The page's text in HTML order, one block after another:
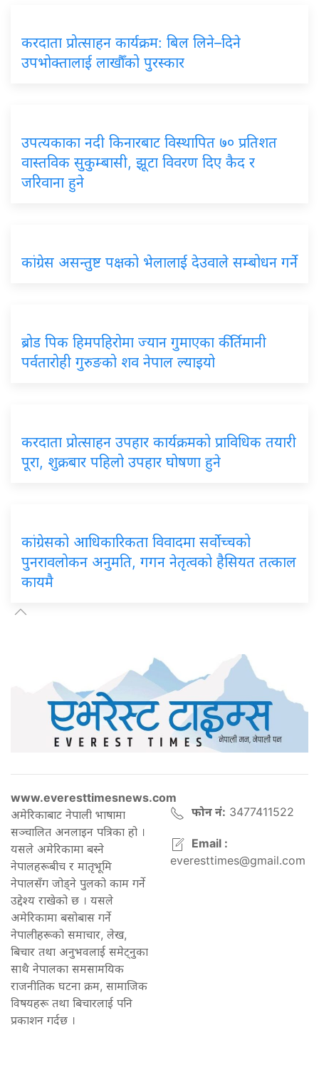
करदाता प्रोत्साहन कार्यक्रम: बिल लिने–दिने
उपभोक्तालाई लाखौँको पुरस्कार
उपत्यकाका नदी किनारबाट विस्थापित ७० प्रतिशत
वास्तविक सुकुम्बासी, झूटा विवरण दिए कैद र
जरिवाना हुने
कांग्रेस असन्तुष्ट पक्षको भेलालाई देउवाले सम्बोधन गर्ने
ब्रोड पिक हिमपहिरोमा ज्यान गुमाएका कीर्तिमानी
पर्वतारोही गुरुङको शव नेपाल ल्याइयो
करदाता प्रोत्साहन उपहार कार्यक्रमको प्राविधिक तयारी
पूरा, शुक्रबार पहिलो उपहार घोषणा हुने
कांग्रेसको आधिकारिकता विवादमा सर्वोच्चको
पुनरावलोकन अनुमति, गगन नेतृत्वको हैसियत तत्काल
कायमै
www.everesttimesnews.com
अमेरिकाबाट नेपाली भाषामा
सञ्चालित अनलाइन पत्रिका हो ।
यसले अमेरिकामा बस्ने
नेपालहरूबीच र मातृभूमि
नेपालसँग जोड्ने पुलको काम गर्ने
उद्देश्य राखेको छ । यसले
अमेरिकामा बसोबास गर्ने
नेपालीहरूको समाचार, लेख,
बिचार तथा अनुभवलाई समेट्नुका
साथै नेपालका समसामयिक
राजनीतिक घटना क्रम, सामाजिक
विषयहरू तथा बिचारलाई पनि
प्रकाशन गर्दछ ।
फोन नं: 3477411522
Email :
everesttimes@gmail.com